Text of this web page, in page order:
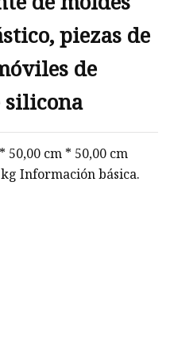
piezas de
de
silicona
50,00 cm * 50,00 cm
Información básica.